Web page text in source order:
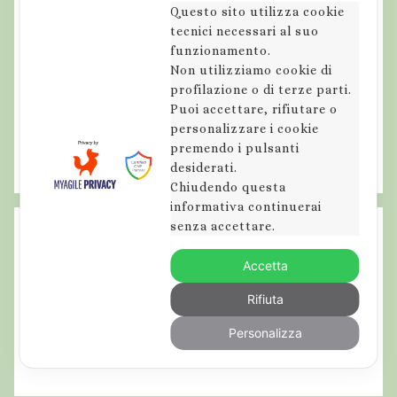
Questo sito utilizza cookie
tecnici necessari al suo
funzionamento.
Non utilizziamo cookie di
profilazione o di terze parti.
Puoi accettare, rifiutare o
personalizzare i cookie
premendo i pulsanti
desiderati.
Chiudendo questa
informativa continuerai
senza accettare.
Accetta
Rifiuta
Personalizza